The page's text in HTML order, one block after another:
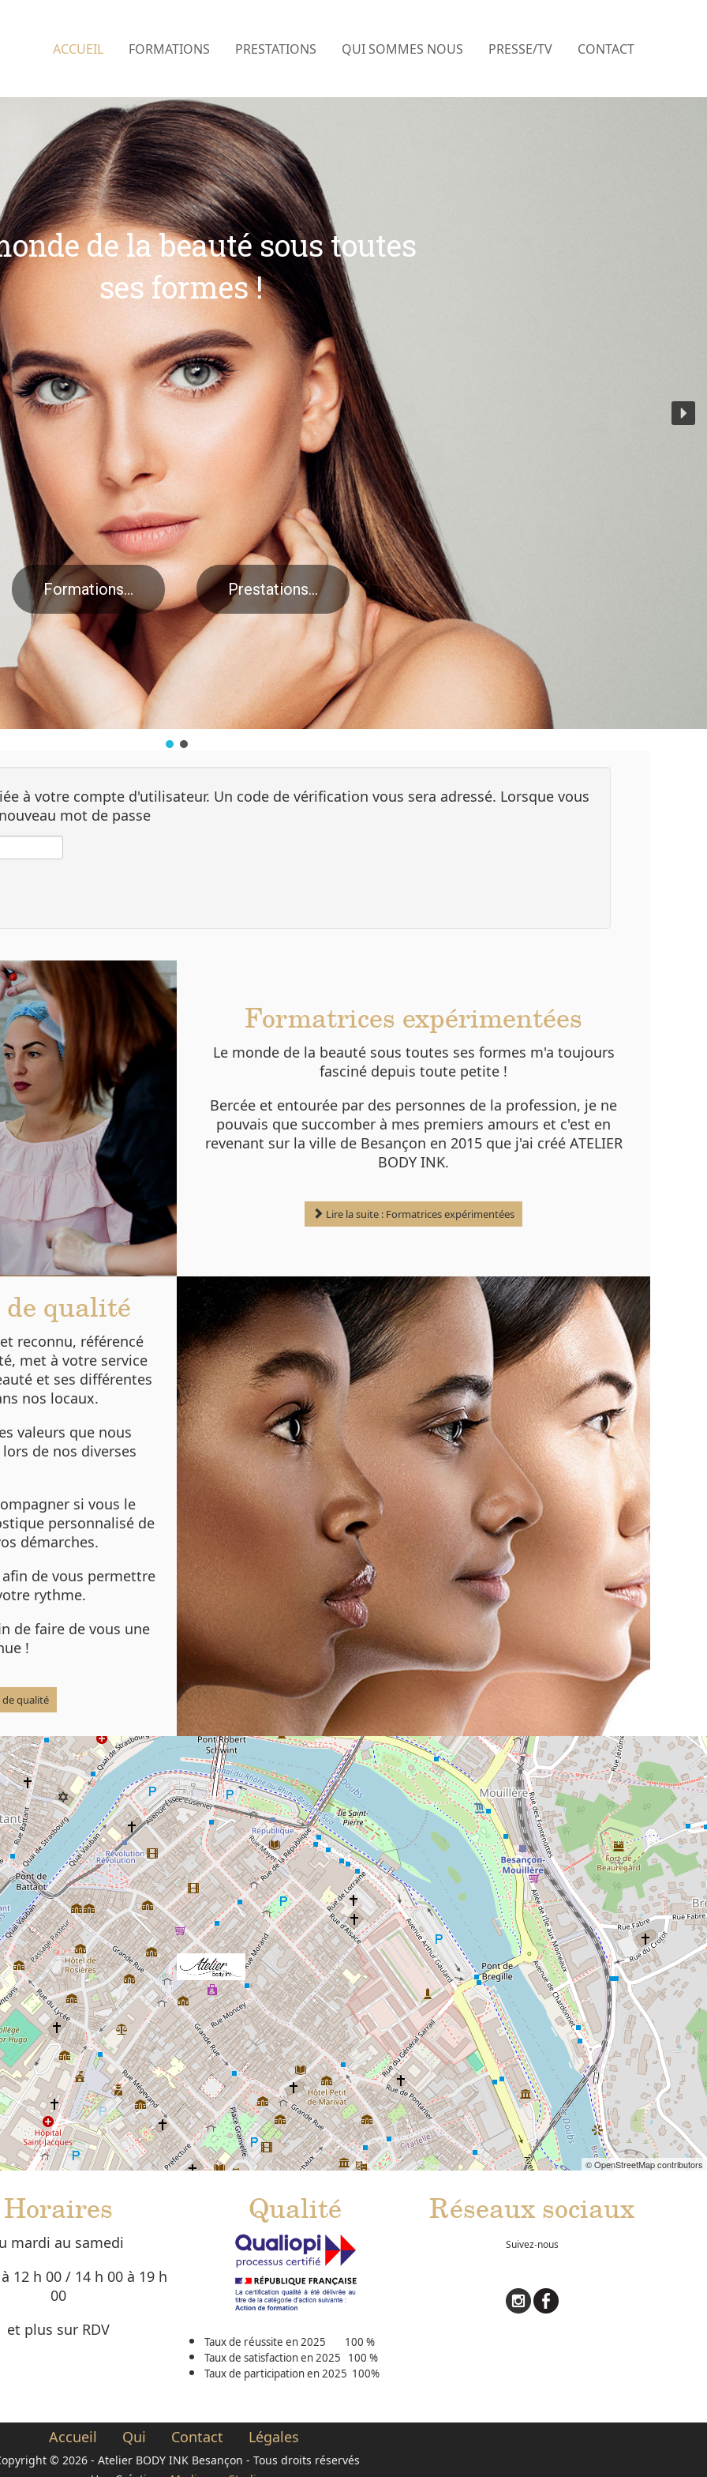
ACCUEIL FORMATIONS PRESTATIONS QUI SOMMES NOUS PRESSE/TV CONTACT
de la beauté sous toutes
ses formes !
Formations... Prestations...
à votre compte d'utilisateur. Un code de vérification vous sera adressé. Lorsque vous
mot de passe
Formatrices expérimentées
Le monde de la beauté sous toutes ses formes m'a toujours
fasciné depuis toute petite !
Bercée et entourée par des personnes de la profession, je ne
pouvais que succomber à mes premiers amours et c'est en
revenant sur la ville de Besançon en 2015 que j'ai créé ATELIER
BODY INK.
Lire la suite : Formatrices expérimentées
qualité
reconnu, référencé
met à votre service
et ses différentes
nos locaux.
valeurs que nous
de nos diverses
si vous le
personnalisé de
démarches.
de vous permettre
rythme.
de faire de vous une
!
qualité
© OpenStreetMap contributors
Horaires
mardi au samedi
12 h 00 / 14 h 00 à 19 h
00
et plus sur RDV
Qualité
Taux de réussite en 2025 100 %
Taux de satisfaction en 2025 100 %
Taux de participation en 2025 100%
Réseaux sociaux
Suivez-nous
Accueil Qui Contact Légales
© 2026 - Atelier BODY INK Besançon - Tous droits réservés